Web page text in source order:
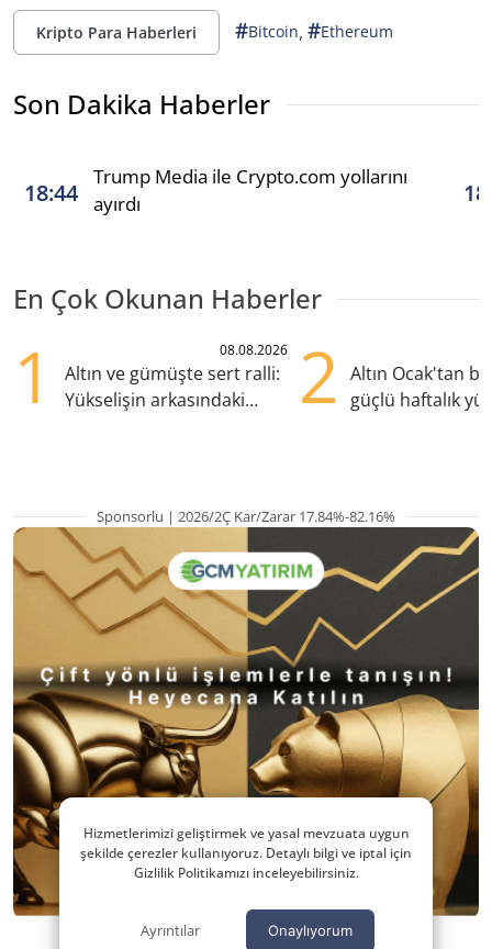
Kripto Para Haberleri #Bitcoin, #Ethereum
Son Dakika Haberler
18:44
Trump Media ile Crypto.com yollarını
ayırdı
En Çok Okunan Haberler
1 08.08.2026
Altın ve gümüşte sert ralli:
Yükselişin arkasındaki
2
Altın Ocak'tan
güçlü haftalık
Sponsorlu | 2026/2Ç Kar/Zarar 17.84%-82.16%
Hizmetlerimizi geliştirmek ve yasal mevzuata uygun
şekilde çerezler kullanıyoruz. Detaylı bilgi ve iptal için
Gizlilik Politikamızı inceleyebilirsiniz.
Ayrıntılar Onaylıyorum